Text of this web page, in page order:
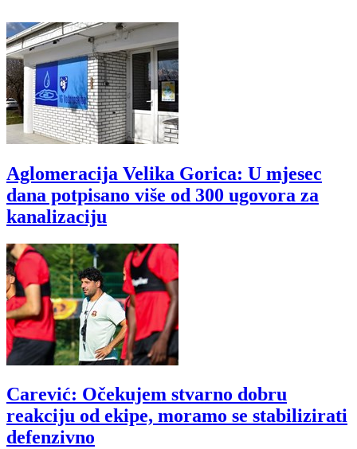
Aglomeracija Velika Gorica: U mjesec
dana potpisano više od 300 ugovora za
kanalizaciju
Carević: Očekujem stvarno dobru
reakciju od ekipe, moramo se stabilizirati
defenzivno